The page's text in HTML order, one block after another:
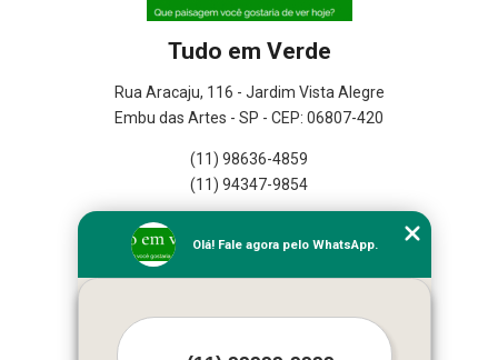
Tudo em Verde
Rua Aracaju, 116 - Jardim Vista Alegre
Embu das Artes - SP - CEP: 06807-420
(11) 98636-4859
(11) 94347-9854
Empresa
Missão
Mapa do site
Olá! Fale agora pelo WhatsApp.